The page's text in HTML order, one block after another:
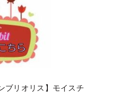
ブリオリス】モイスチ